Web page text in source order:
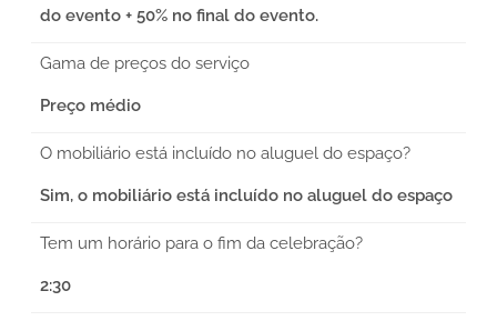
do evento + 50% no final do evento.
Gama de preços do serviço
Preço médio
O mobiliário está incluído no aluguel do espaço?
Sim, o mobiliário está incluído no aluguel do espaço
Tem um horário para o fim da celebração?
2:30